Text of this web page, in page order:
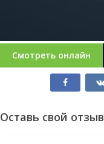
Смотреть онлайн
Оставь свой отзыв